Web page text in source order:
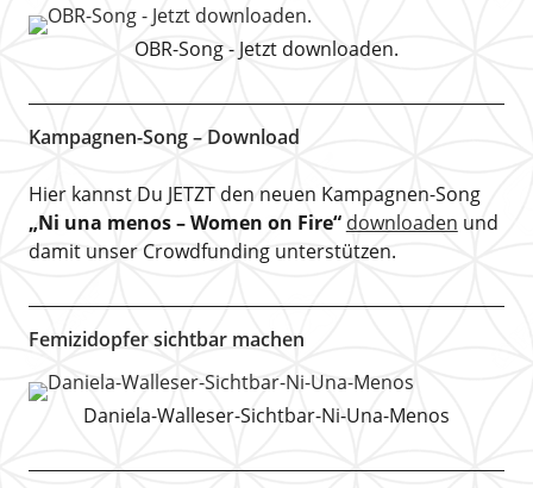
OBR-Song - Jetzt downloaden.
Kampagnen-Song – Download
Hier kannst Du JETZT den neuen Kampagnen-Song
„Ni una menos – Women on Fire“ downloaden und
damit unser Crowdfunding unterstützen.
Femizidopfer sichtbar machen
Daniela-Walleser-Sichtbar-Ni-Una-Menos